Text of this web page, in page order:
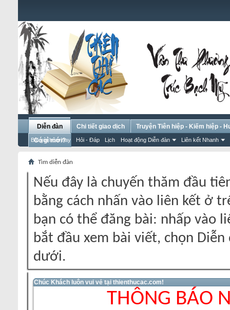
Diễn đàn
Bài gửi hôm nay Hỏi - Đáp Lịch Hoạt động Diễn đàn Liên kết Nhanh
Chi tiết giao dịch
Truyện Tiên hiệp - Kiếm hiệp -
Có gì mới?
Tìm diễn đàn
Nếu đây là chuyến thăm đầu
bằng cách nhấn vào liên kết ở
bạn có thể đăng bài: nhấp vào
bắt đầu xem bài viết, chọn
dưới.
Chúc Khách luôn vui vẻ tại thienthucac.com!
THÔNG BÁO